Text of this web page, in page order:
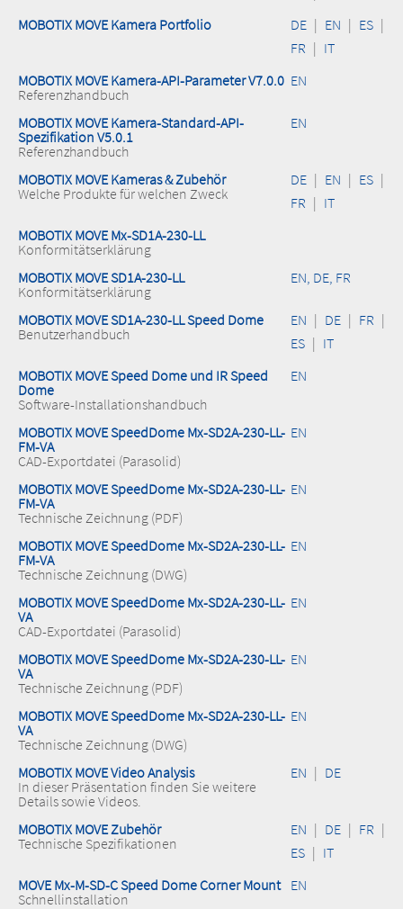
MOBOTIX MOVE Kamera Portfolio
DE | EN | ES |
FR | IT
MOBOTIX MOVE Kamera-API-Parameter V7.0.0
Referenzhandbuch
EN
MOBOTIX MOVE Kamera-Standard-API-
Spezifikation V5.0.1
Referenzhandbuch
EN
MOBOTIX MOVE Kameras & Zubehör
Welche Produkte für welchen Zweck
DE | EN | ES |
FR | IT
MOBOTIX MOVE Mx-SD1A-230-LL
Konformitätserklärung
MOBOTIX MOVE SD1A-230-LL
Konformitätserklärung
EN, DE, FR
MOBOTIX MOVE SD1A-230-LL Speed Dome
Benutzerhandbuch
EN | DE | FR |
ES | IT
MOBOTIX MOVE Speed Dome und IR Speed
Dome
Software-Installationshandbuch
EN
MOBOTIX MOVE SpeedDome Mx-SD2A-230-LL-
FM-VA
CAD-Exportdatei (Parasolid)
EN
MOBOTIX MOVE SpeedDome Mx-SD2A-230-LL-
FM-VA
Technische Zeichnung (PDF)
EN
MOBOTIX MOVE SpeedDome Mx-SD2A-230-LL-
FM-VA
Technische Zeichnung (DWG)
EN
MOBOTIX MOVE SpeedDome Mx-SD2A-230-LL-
VA
CAD-Exportdatei (Parasolid)
EN
MOBOTIX MOVE SpeedDome Mx-SD2A-230-LL-
VA
Technische Zeichnung (PDF)
EN
MOBOTIX MOVE SpeedDome Mx-SD2A-230-LL-
VA
Technische Zeichnung (DWG)
EN
MOBOTIX MOVE Video Analysis
In dieser Präsentation finden Sie weitere
Details sowie Videos.
EN | DE
MOBOTIX MOVE Zubehör
Technische Spezifikationen
EN | DE | FR |
ES | IT
MOVE Mx-M-SD-C Speed Dome Corner Mount
Schnellinstallation
EN